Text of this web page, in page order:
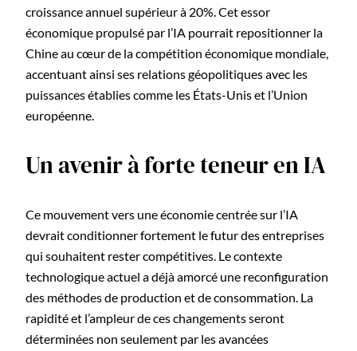
croissance annuel supérieur à 20%. Cet essor
économique propulsé par l’IA pourrait repositionner la
Chine au cœur de la compétition économique mondiale,
accentuant ainsi ses relations géopolitiques avec les
puissances établies comme les États-Unis et l’Union
européenne.
Un avenir à forte teneur en IA
Ce mouvement vers une économie centrée sur l’IA
devrait conditionner fortement le futur des entreprises
qui souhaitent rester compétitives. Le contexte
technologique actuel a déjà amorcé une reconfiguration
des méthodes de production et de consommation. La
rapidité et l’ampleur de ces changements seront
déterminées non seulement par les avancées